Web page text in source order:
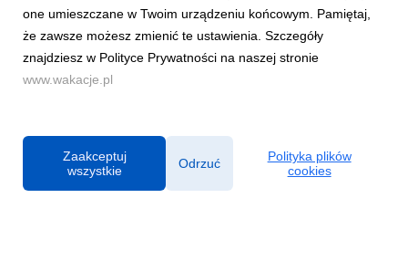
2 lipca 2026
Sezon urlopowy w pełni, jednak dla wielu z nas wyjazd poza
miejsce zamieszkania nie oznacza całkowitego odizolowania
się od spraw zawodowych. Z najnowszej analizy firmy
one umieszczane w Twoim urządzeniu końcowym. Pamiętaj,
że zawsze możesz zmienić te ustawienia. Szczegóły
znajdziesz w Polityce Prywatności na naszej stronie
www.wakacje.pl
Zaakceptuj
wszystkie
Odrzuć
Polityka plików
cookies